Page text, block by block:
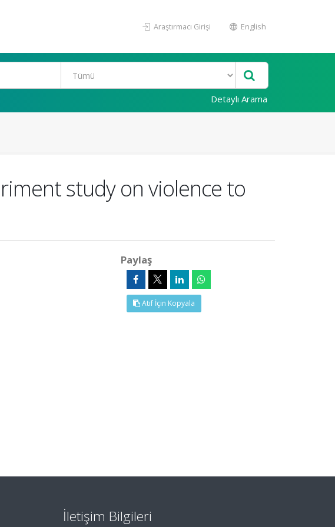
Araştırmacı Girişi English
Detaylı Arama
study on violence to
Paylaş
Atıf İçin Kopyala
İletişim Bilgileri